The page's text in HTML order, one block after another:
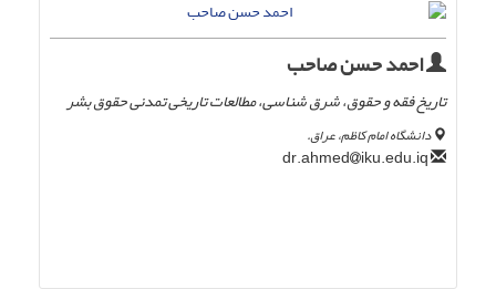
احمد حسن صاحب
تاریخ فقه و حقوق، شرق شناسی، مطالعات تاریخی تمدنی حقوق بشر
دانشگاه امام کاظم، عراق.
iku.edu.iq